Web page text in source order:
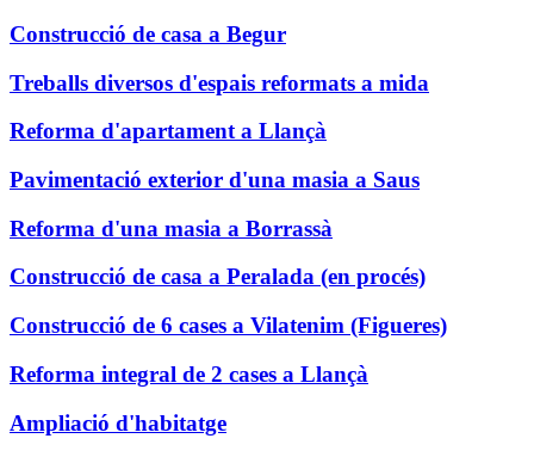
Construcció de casa a Begur
Treballs diversos d'espais reformats a mida
Reforma d'apartament a Llançà
Pavimentació exterior d'una masia a Saus
Reforma d'una masia a Borrassà
Construcció de casa a Peralada (en procés)
Construcció de 6 cases a Vilatenim (Figueres)
Reforma integral de 2 cases a Llançà
Ampliació d'habitatge